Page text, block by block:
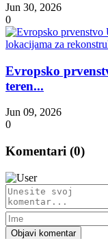
Jun 30, 2026
0
Evropsko
teren...
Jun 09, 2026
0
Komentari (0)
Objavi komentar